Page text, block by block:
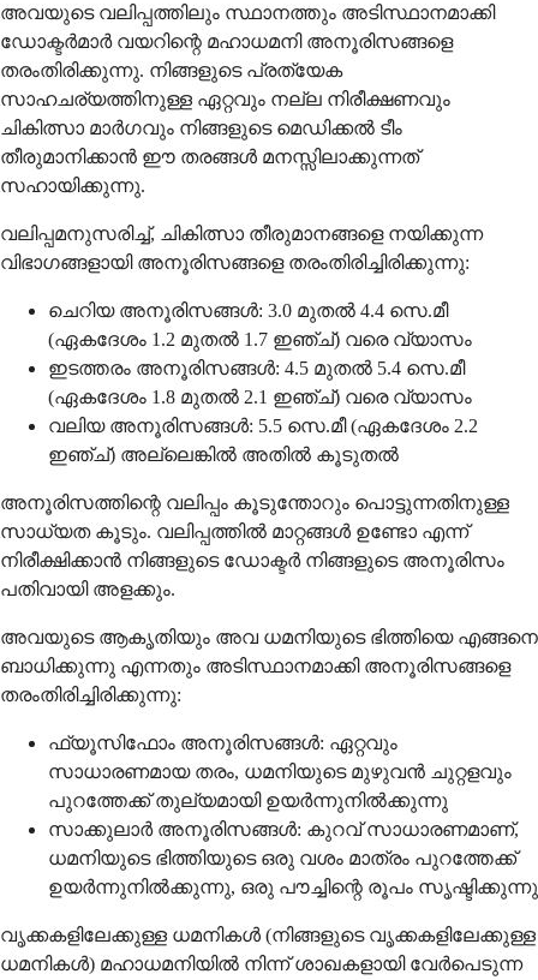
അവയുടെ വലിപ്പത്തിലും സ്ഥാനത്തും അടിസ്ഥാനമാക്കി
ഡോക്ടർമാർ വയറിന്റെ മഹാധമനി അനൂരിസങ്ങളെ
തരംതിരിക്കുന്നു. നിങ്ങളുടെ പ്രത്യേക
സാഹചര്യത്തിനുള്ള ഏറ്റവും നല്ല നിരീക്ഷണവും
ചികിത്സാ മാർഗവും നിങ്ങളുടെ മെഡിക്കൽ ടീം
തീരുമാനിക്കാൻ ഈ തരങ്ങൾ മനസ്സിലാക്കുന്നത്
സഹായിക്കുന്നു.
വലിപ്പമനുസരിച്ച്, ചികിത്സാ തീരുമാനങ്ങളെ നയിക്കുന്ന
വിഭാഗങ്ങളായി അനൂരിസങ്ങളെ തരംതിരിച്ചിരിക്കുന്നു:
ചെറിയ അനൂരിസങ്ങൾ: 3.0 മുതൽ 4.4 സെ.മീ
(ഏകദേശം 1.2 മുതൽ 1.7 ഇഞ്ച്) വരെ വ്യാസം
ഇടത്തരം അനൂരിസങ്ങൾ: 4.5 മുതൽ 5.4 സെ.മീ
(ഏകദേശം 1.8 മുതൽ 2.1 ഇഞ്ച്) വരെ വ്യാസം
വലിയ അനൂരിസങ്ങൾ: 5.5 സെ.മീ (ഏകദേശം 2.2
ഇഞ്ച്) അല്ലെങ്കിൽ അതിൽ കൂടുതൽ
അനൂരിസത്തിന്റെ വലിപ്പം കൂടുന്തോറും പൊട്ടുന്നതിനുള്ള
സാധ്യത കൂടും. വലിപ്പത്തിൽ മാറ്റങ്ങൾ ഉണ്ടോ എന്ന്
നിരീക്ഷിക്കാൻ നിങ്ങളുടെ ഡോക്ടർ നിങ്ങളുടെ അനൂരിസം
പതിവായി അളക്കും.
അവയുടെ ആകൃതിയും അവ ധമനിയുടെ ഭിത്തിയെ എങ്ങനെ
ബാധിക്കുന്നു എന്നതും അടിസ്ഥാനമാക്കി അനൂരിസങ്ങളെ
തരംതിരിച്ചിരിക്കുന്നു:
ഫ്യൂസിഫോം അനൂരിസങ്ങൾ: ഏറ്റവും
സാധാരണമായ തരം, ധമനിയുടെ മുഴുവൻ ചുറ്റളവും
പുറത്തേക്ക് തുല്യമായി ഉയർന്നുനിൽക്കുന്നു
സാക്കുലാർ അനൂരിസങ്ങൾ: കുറവ് സാധാരണമാണ്,
ധമനിയുടെ ഭിത്തിയുടെ ഒരു വശം മാത്രം പുറത്തേക്ക്
ഉയർന്നുനിൽക്കുന്നു, ഒരു പൗച്ചിന്റെ രൂപം സൃഷ്ടിക്കുന്നു
വൃക്കകളിലേക്കുള്ള ധമനികൾ (നിങ്ങളുടെ വൃക്കകളിലേക്കുള്ള
ധമനികൾ) മഹാധമനിയിൽ നിന്ന് ശാഖകളായി വേർപെടുന്ന